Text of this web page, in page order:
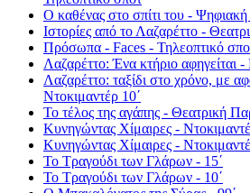
Ο καθένας στο σπίτι του -
Ιστορίες από το Λαζαρέττο -
Πρόσωπα - Faces - Τηλεοπτικό
Λαζαρέττο: Ένα κτήριο αφηγείται -
Λαζαρέττο: ταξίδι στο χρόνο, με
Ντοκιμαντέρ 10΄
Το τέλος της αγάπης - Θεατρική
Κυνηγώντας Χίμαιρες -
Κυνηγώντας Χίμαιρες -
Το Τραγούδι των Γλάρων - 15΄
Το Τραγούδι των Γλάρων - 10΄